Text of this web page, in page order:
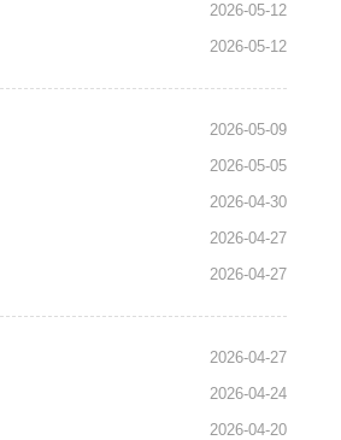
2026-05-12
2026-05-12
2026-05-09
2026-05-05
2026-04-30
2026-04-27
2026-04-27
2026-04-27
2026-04-24
2026-04-20